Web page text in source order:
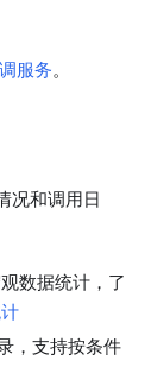
服务。
况和调用日
数据统计，了
，支持按条件